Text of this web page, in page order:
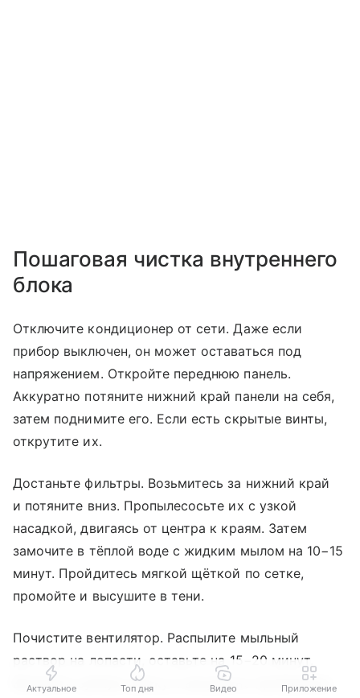
Пошаговая чистка внутреннего
блока
Отключите кондиционер от сети. Даже если
прибор выключен, он может оставаться под
напряжением. Откройте переднюю панель.
Аккуратно потяните нижний край панели на себя,
затем поднимите его. Если есть скрытые винты,
открутите их.
Достаньте фильтры. Возьмитесь за нижний край
и потяните вниз. Пропылесосьте их с узкой
насадкой, двигаясь от центра к краям. Затем
замочите в тёплой воде с жидким мылом на 10−15
минут. Пройдитесь мягкой щёткой по сетке,
промойте и высушите в тени.
Почистите вентилятор. Распылите мыльный
раствор на лопасти, оставьте на 15−20 минут.
Возьмите зубную щётку и аккуратно пройдитесь
Актуальное Топ дня Видео Приложение